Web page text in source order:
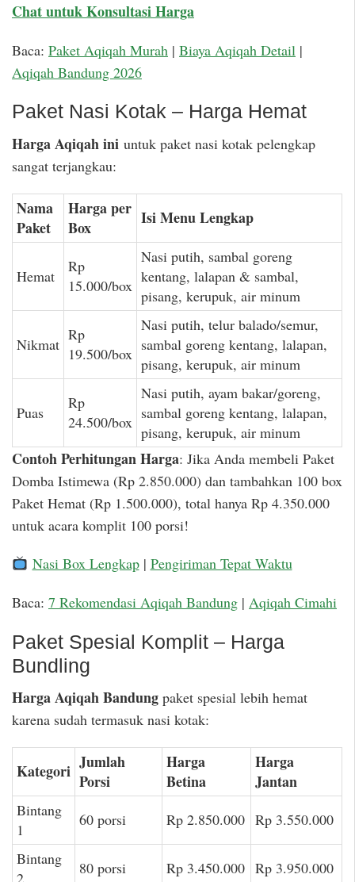
Chat untuk Konsultasi Harga
Baca: Paket Aqiqah Murah | Biaya Aqiqah Detail |
Aqiqah Bandung 2026
Paket Nasi Kotak – Harga Hemat
Harga Aqiqah ini untuk paket nasi kotak pelengkap
sangat terjangkau:
Nama
Paket
Harga per
Box
Isi Menu Lengkap
Hemat
Rp
15.000/box
Nasi putih, sambal goreng
kentang, lalapan & sambal,
pisang, kerupuk, air minum
Nikmat
Rp
19.500/box
Nasi putih, telur balado/semur,
sambal goreng kentang, lalapan,
pisang, kerupuk, air minum
Puas
Rp
24.500/box
Nasi putih, ayam bakar/goreng,
sambal goreng kentang, lalapan,
pisang, kerupuk, air minum
Contoh Perhitungan Harga: Jika Anda membeli Paket
Domba Istimewa (Rp 2.850.000) dan tambahkan 100 box
Paket Hemat (Rp 1.500.000), total hanya Rp 4.350.000
untuk acara komplit 100 porsi!
Nasi Box Lengkap| Pengiriman Tepat Waktu
Baca: 7 Rekomendasi Aqiqah Bandung | Aqiqah Cimahi
Paket Spesial Komplit – Harga
Bundling
Harga Aqiqah Bandung paket spesial lebih hemat
karena sudah termasuk nasi kotak:
Kategori Jumlah
Porsi
Harga
Betina
Harga
Jantan
Bintang
1
60 porsi Rp 2.850.000 Rp 3.550.000
Bintang
2
80 porsi Rp 3.450.000 Rp 3.950.000